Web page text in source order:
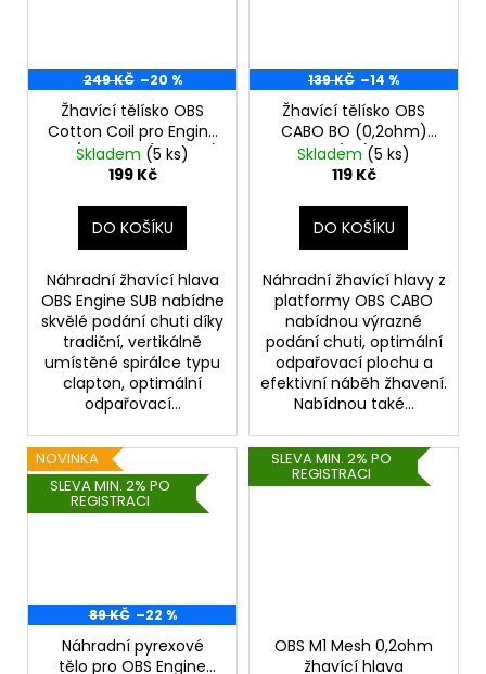
249 KČ –20 %
Žhavící tělísko OBS
Cotton Coil pro Engine
SUB/SUB Mini (0,3ohm)
(1ks)
Skladem (5 ks)
199 Kč
DO KOŠÍKU
Náhradní žhavící hlava
OBS Engine SUB nabídne
skvělé podání chuti díky
tradiční, vertikálně
umístěné spirálce typu
clapton, optimální
odpařovací...
139 KČ –14 %
Žhavící tělísko OBS
CABO BO (0,2ohm)
(1ks)
Skladem (5 ks)
119 Kč
DO KOŠÍKU
Náhradní žhavící hlavy z
platformy OBS CABO
nabídnou výrazné
podání chuti, optimální
odpařovací plochu a
efektivní náběh žhavení.
Nabídnou také...
NOVINKA
SLEVA MIN. 2% PO
REGISTRACI
89 KČ –22 %
Náhradní pyrexové
tělo pro OBS Engine
SLEVA MIN. 2% PO
REGISTRACI
OBS M1 Mesh 0,2ohm
žhavící hlava